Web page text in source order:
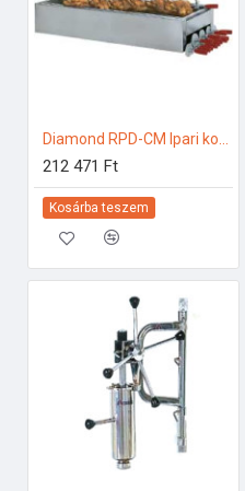
212 471 Ft
Kosárba teszem